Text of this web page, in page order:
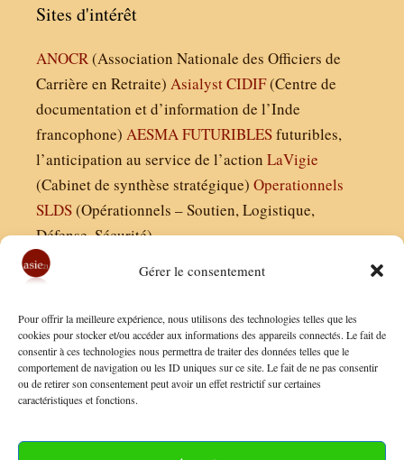
Gérer le consentement
Pour offrir la meilleure expérience, nous utilisons des technologies telles que les
cookies pour stocker et/ou accéder aux informations des appareils connectés. Le fait de
consentir à ces technologies nous permettra de traiter des données telles que le
comportement de navigation ou les ID uniques sur ce site. Le fait de ne pas consentir
ou de retirer son consentement peut avoir un effet restrictif sur certaines
caractéristiques et fonctions.
Sites d'intérêt
ANOCR(Association Nationale des Officiers de
Carrière en Retraite) AsialystCIDIF(Centre de
documentation et d’information de l’Inde
francophone) AESMAFUTURIBLESfuturibles,
l’anticipation au service de l’action LaVigie
(Cabinet de synthèse stratégique) Operationnels
SLDS(Opérationnels – Soutien, Logistique,
Défense, Sécurité)
Finaldées EURL
Siège social : 13 avenue Boudon, 75016, Paris
Nous contacter
Conditions Générales de Vente